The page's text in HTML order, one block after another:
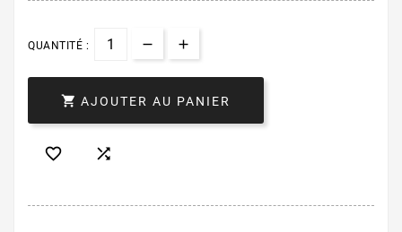
QUANTITÉ :
 AJOUTER AU PANIER
 